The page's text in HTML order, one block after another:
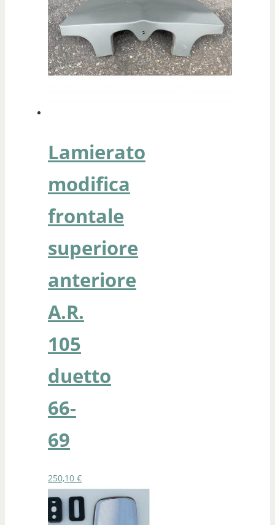
Lamierato
modifica
frontale
superiore
anteriore
A.R.
105
duetto
66-
69
250,10 €